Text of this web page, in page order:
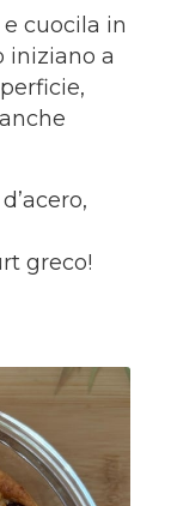
cuocila in
iniziano a
greco!